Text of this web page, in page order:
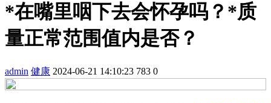
*在嘴里咽下去会怀孕吗？*质
量正常范围值内是否？
admin 健康 2024-06-21 14:10:23 783 0